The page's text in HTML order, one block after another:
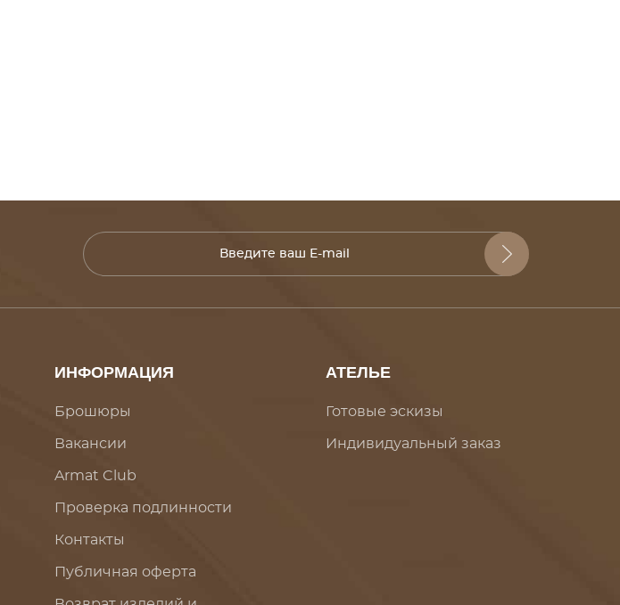
ИНФОРМАЦИЯ
Брошюры
Вакансии
Armat Club
Проверка подлинности
Контакты
Публичная оферта
АТЕЛЬЕ
Готовые эскизы
Индивидуальный заказ